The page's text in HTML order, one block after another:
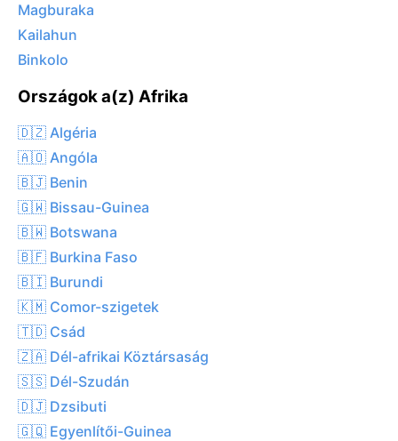
Magburaka
Kailahun
Binkolo
Országok a(z) Afrika
🇩🇿 Algéria
🇦🇴 Angóla
🇧🇯 Benin
🇬🇼 Bissau-Guinea
🇧🇼 Botswana
🇧🇫 Burkina Faso
🇧🇮 Burundi
🇰🇲 Comor-szigetek
🇹🇩 Csád
🇿🇦 Dél-afrikai Köztársaság
🇸🇸 Dél-Szudán
🇩🇯 Dzsibuti
🇬🇶 Egyenlítői-Guinea